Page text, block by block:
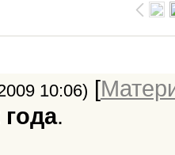
10:06) [
.